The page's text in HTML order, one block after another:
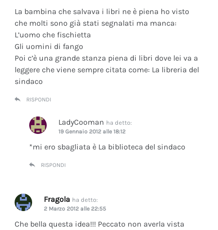
La bambina che salvava i libri ne è piena ho visto
che molti sono già stati segnalati ma manca:
L’uomo che fischietta
Gli uomini di fango
Poi c’è una grande stanza piena di libri dove lei va a
leggere che viene sempre citata come: La libreria del
sindaco
RISPONDI
LadyCooman ha detto:
19 Gennaio 2012 alle 18:12
*mi ero sbagliata è La biblioteca del sindaco
RISPONDI
Fragola ha detto:
2 Marzo 2012 alle 22:55
Che bella questa idea!!! Peccato non averla vista